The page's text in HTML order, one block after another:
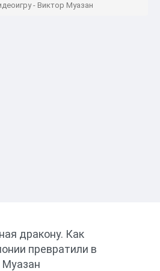
- Виктор Муазан
дракону. Как
превратили в
Муазан